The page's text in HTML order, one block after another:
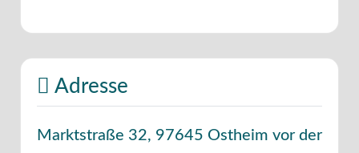
Adresse
Marktstraße 32, 97645 Ostheim vor der